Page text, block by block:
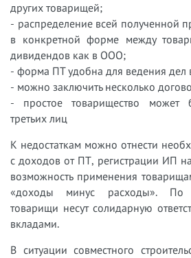
других товарищей;
- распределение всей полученной
в конкретной форме между
дивидендов как в ООО;
- форма ПТ удобна для ведения дел
- можно заключить несколько
- простое товарищество может
третьих лиц
К недостаткам можно отнести
с доходов от ПТ, регистрации ИП
возможность применения
«доходы минус расходы». По
товарищи несут солидарную
вкладами.
В ситуации совместного